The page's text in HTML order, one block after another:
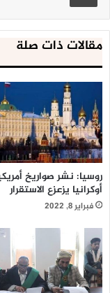
مقالات ذات صلة
روسيا: نشر صواريخ
أوكرانيا يزعزع الاستقرار
فبراير 8, 2022